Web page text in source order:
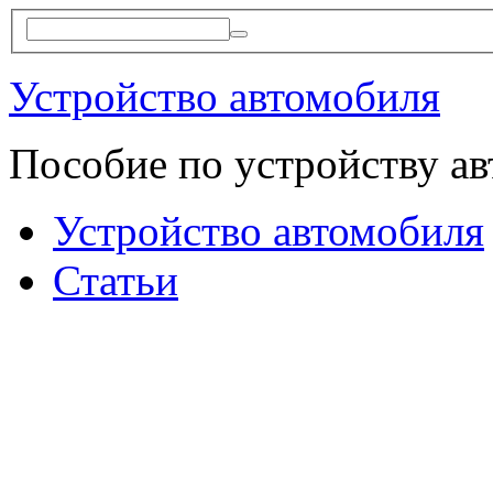
Устройство автомобиля
Пособие по устройству
Устройство автомобиля
Статьи